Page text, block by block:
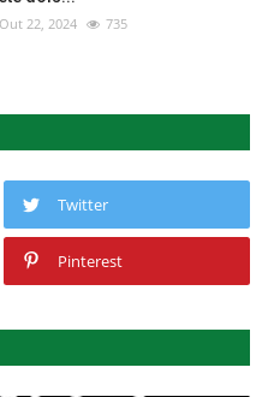
Out 22, 2024 735
Twitter
Pinterest